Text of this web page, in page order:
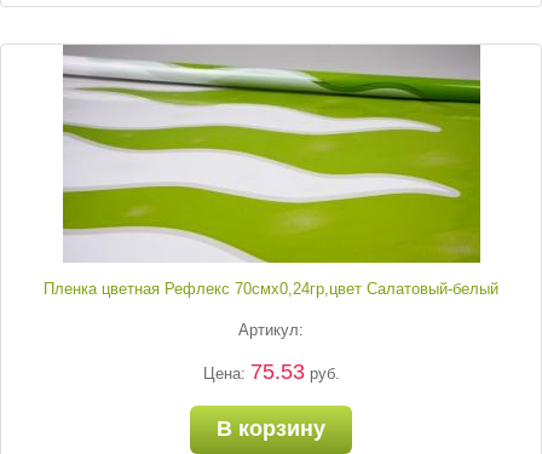
Пленка цветная Рефлекс 70смх0,24гр,цвет Салатовый-белый
Артикул:
Цена: 75.53руб.
В корзину